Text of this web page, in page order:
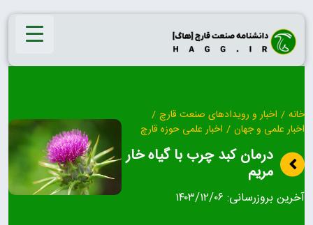
Skip
content
خانه / اخبار و رویدادهای صنعت قارچ /
اخبار علمی و جهان / اخبار علمی حوزه قارچ
درمان کبد چرب با گیاه خار
مریم
آخرین بروزرسانی: ۱۴۰۳/۱۲/۰۶